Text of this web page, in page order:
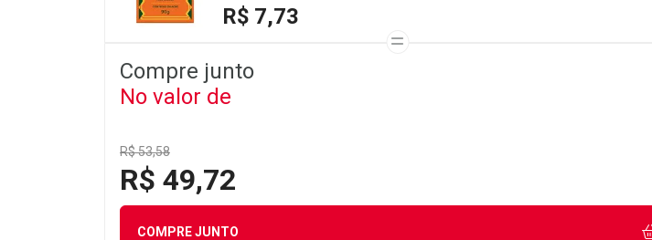
R$ 7,73
Compre junto
No valor de
R$ 53,58
R$ 49,72
COMPRE JUNTO